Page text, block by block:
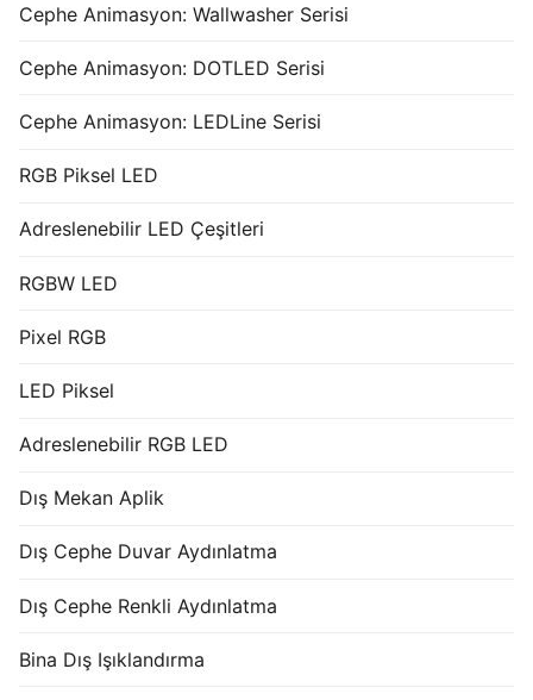
Cephe Animasyon: Wallwasher Serisi
Cephe Animasyon: DOTLED Serisi
Cephe Animasyon: LEDLine Serisi
RGB Piksel LED
Adreslenebilir LED Çeşitleri
RGBW LED
Pixel RGB
LED Piksel
Adreslenebilir RGB LED
Dış Mekan Aplik
Dış Cephe Duvar Aydınlatma
Dış Cephe Renkli Aydınlatma
Bina Dış Işıklandırma